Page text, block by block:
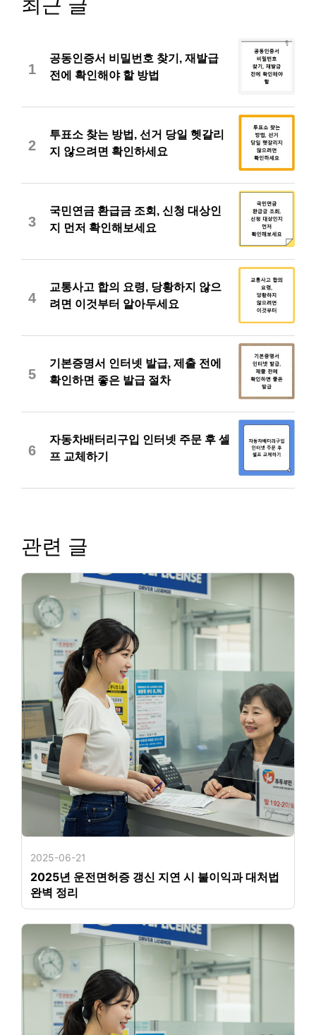
최근 글
1
공동인증서 비밀번호 찾기, 재발급
전에 확인해야 할 방법
2
투표소 찾는 방법, 선거 당일 헷갈리
지 않으려면 확인하세요
3
국민연금 환급금 조회, 신청 대상인
지 먼저 확인해보세요
4
교통사고 합의 요령, 당황하지 않으
려면 이것부터 알아두세요
5
기본증명서 인터넷 발급, 제출 전에
확인하면 좋은 발급 절차
6
자동차배터리구입 인터넷 주문 후 셀
프 교체하기
관련 글
2025-06-21
2025년 운전면허증 갱신 지연 시 불이익과 대처법
완벽 정리